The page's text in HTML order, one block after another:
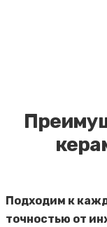
Подходим к
точностью от